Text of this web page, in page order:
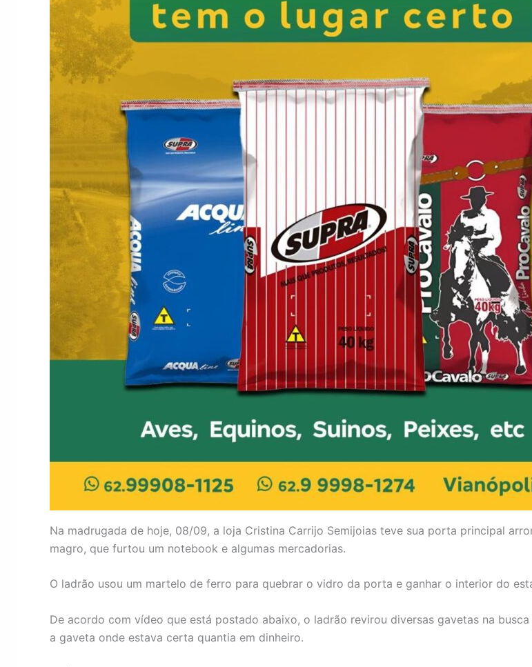
Na madrugada de hoje, 08/09, a loja Cristina Carrijo Semijoias teve sua porta principal
magro, que furtou um notebook e algumas mercadorias.
O ladrão usou um martelo de ferro para quebrar o vidro da porta e ganhar o interior do
De acordo com vídeo que está postado abaixo, o ladrão revirou diversas gavetas na
a gaveta onde estava certa quantia em dinheiro.